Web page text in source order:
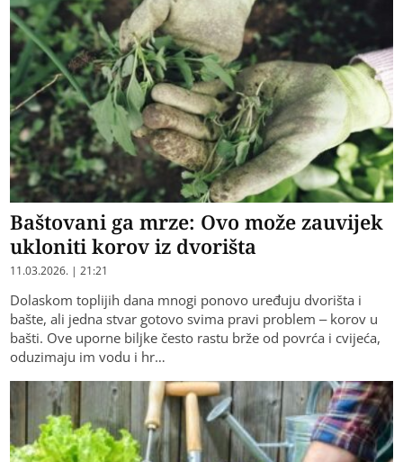
Baštovani ga mrze: Ovo može zauvijek
ukloniti korov iz dvorišta
11.03.2026. | 21:21
Dolaskom toplijih dana mnogi ponovo uređuju dvorišta i
bašte, ali jedna stvar gotovo svima pravi problem – korov u
bašti. Ove uporne biljke često rastu brže od povrća i cvijeća,
oduzimaju im vodu i hr…